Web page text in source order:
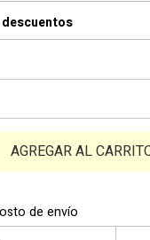
AGREGAR AL
de envío